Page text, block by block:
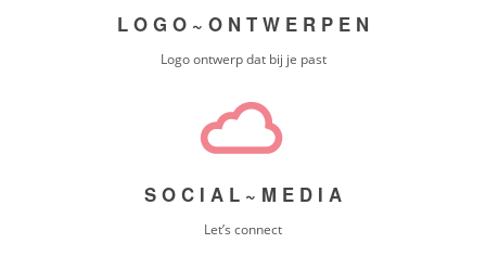
L O G O ~ O N T W E R P E N
Logo ontwerp dat bij je past
S O C I A L ~ M E D I A
Let’s connect